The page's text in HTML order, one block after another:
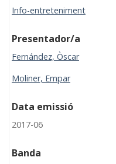
Info-entreteniment
Presentador/a
Fernández, Òscar
Moliner, Empar
Data emissió
2017-06
Banda